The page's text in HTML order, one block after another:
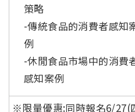
策略
-傳統食品的消費者感知
例
-休閒食品市場中的消費
感知案例
※限量優惠:同時報名6/27(